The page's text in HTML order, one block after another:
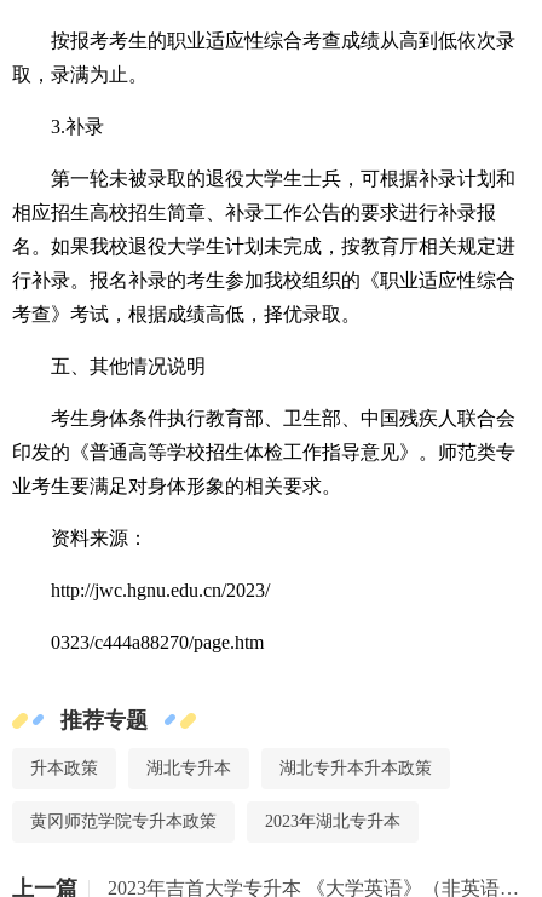
按报考考生的职业适应性综合考查成绩从高到低依次录
取，录满为止。
3.补录
第一轮未被录取的退役大学生士兵，可根据补录计划和
相应招生高校招生简章、补录工作公告的要求进行补录报
名。如果我校退役大学生计划未完成，按教育厅相关规定进
行补录。报名补录的考生参加我校组织的《职业适应性综合
考查》考试，根据成绩高低，择优录取。
五、其他情况说明
考生身体条件执行教育部、卫生部、中国残疾人联合会
印发的《普通高等学校招生体检工作指导意见》。师范类专
业考生要满足对身体形象的相关要求。
资料来源：
http://jwc.hgnu.edu.cn/2023/
0323/c444a88270/page.htm
推荐专题
升本政策 湖北专升本 湖北专升本升本政策
黄冈师范学院专升本政策 2023年湖北专升本
上一篇 2023年吉首大学专升本 《大学英语》（非英语专业）考试大纲